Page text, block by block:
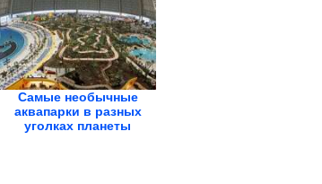
Самые необычные
аквапарки в разных
уголках планеты